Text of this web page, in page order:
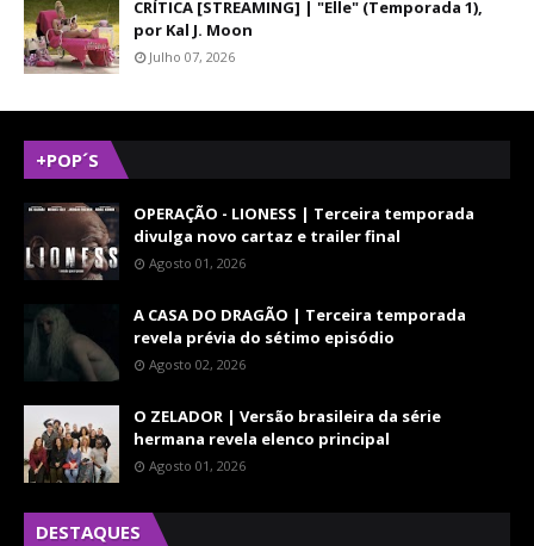
CRÍTICA [STREAMING] | "Elle" (Temporada 1),
por Kal J. Moon
Julho 07, 2026
+POP´S
OPERAÇÃO - LIONESS | Terceira temporada
divulga novo cartaz e trailer final
Agosto 01, 2026
A CASA DO DRAGÃO | Terceira temporada
revela prévia do sétimo episódio
Agosto 02, 2026
O ZELADOR | Versão brasileira da série
hermana revela elenco principal
Agosto 01, 2026
DESTAQUES